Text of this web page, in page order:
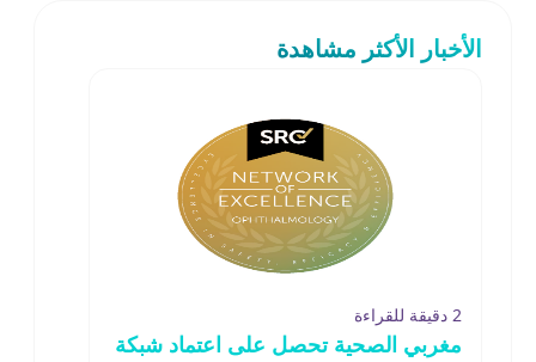
الأخبار الأكثر مشاهدة
2 دقيقة للقراءة
مغربي الصحية تحصل على اعتماد شبكة